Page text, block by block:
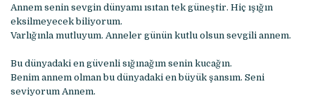
Annem senin sevgin dünyamı ısıtan tek güneştir. Hiç ışığın
eksilmeyecek biliyorum.
Varlığınla mutluyum. Anneler günün kutlu olsun sevgili annem.
Bu dünyadaki en güvenli sığınağım senin kucağın.
Benim annem olman bu dünyadaki en büyük şansım. Seni
seviyorum Annem.